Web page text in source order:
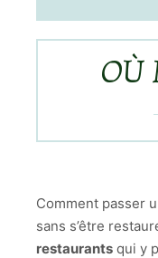
OÙ
Comment passer
sans s’être
restaurants qui y